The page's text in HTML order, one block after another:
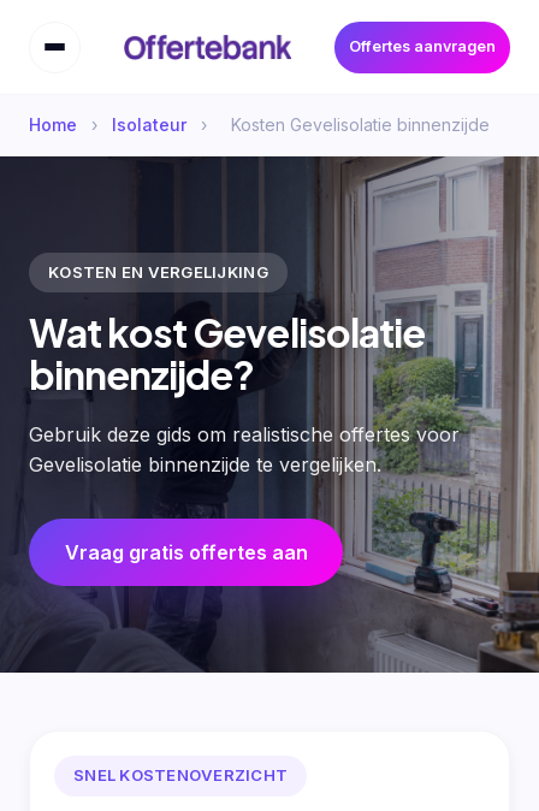
Offertes aanvragen
Home › Isolateur › Kosten Gevelisolatie binnenzijde
KOSTEN EN VERGELIJKING
Wat kost Gevelisolatie
binnenzijde?
Gebruik deze gids om realistische offertes voor
Gevelisolatie binnenzijde te vergelijken.
Vraag gratis offertes aan
SNEL KOSTENOVERZICHT